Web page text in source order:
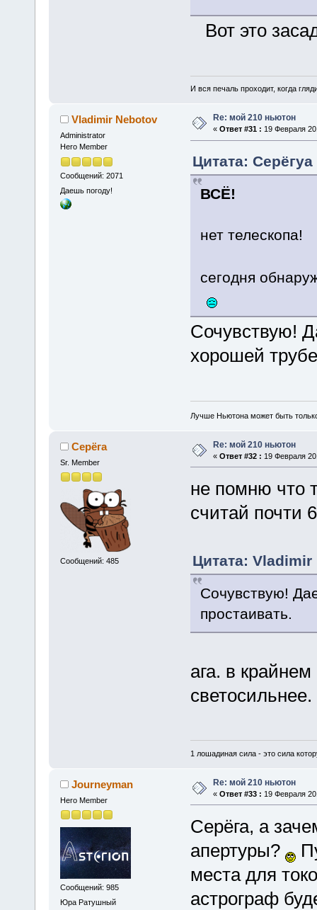
Вот это
И вся печаль проходит, когда
Vladimir Nebotov
Administrator
Hero Member
Сообщений: 2071
Даешь погоду!
Re: мой 210 ньютон
« Ответ #31 : 19 Февраля
Цитата:
ВСЁ!
нет телескопа!
сегодня
Сочувствую!
хорошей
Лучше Ньютона может быть
Серёга
Sr. Member
Сообщений: 485
Re: мой 210 ньютон
« Ответ #32 : 19 Февраля
не помню что
считай почти
Цитата:
Сочувствую!
простаивать.
ага. в
1 лошадиная сила - это сила
Journeyman
Hero Member
Сообщений: 985
Юра Ратушный
Re: мой 210 ньютон
« Ответ #33 : 19 Февраля
Серёга, а
апертуры?
места для
астрограф